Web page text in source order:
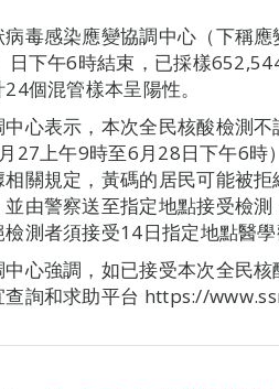
病毒感染應變協調中心（下稱
日下午6時結束，已採樣
個混管樣本呈陽性。
中心表示，本次全民核酸檢測
27上午9時至6月28日下午6時
關規定，黃碼的居民可能被
由警察送至指定地點接受檢
測者須接受14日指定地點醫學
中心強調，如已接受本次全民
查詢和求助平台 https://